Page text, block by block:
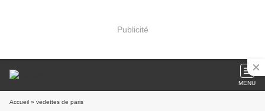
Publicité
MENU
Accueil » vedettes de paris